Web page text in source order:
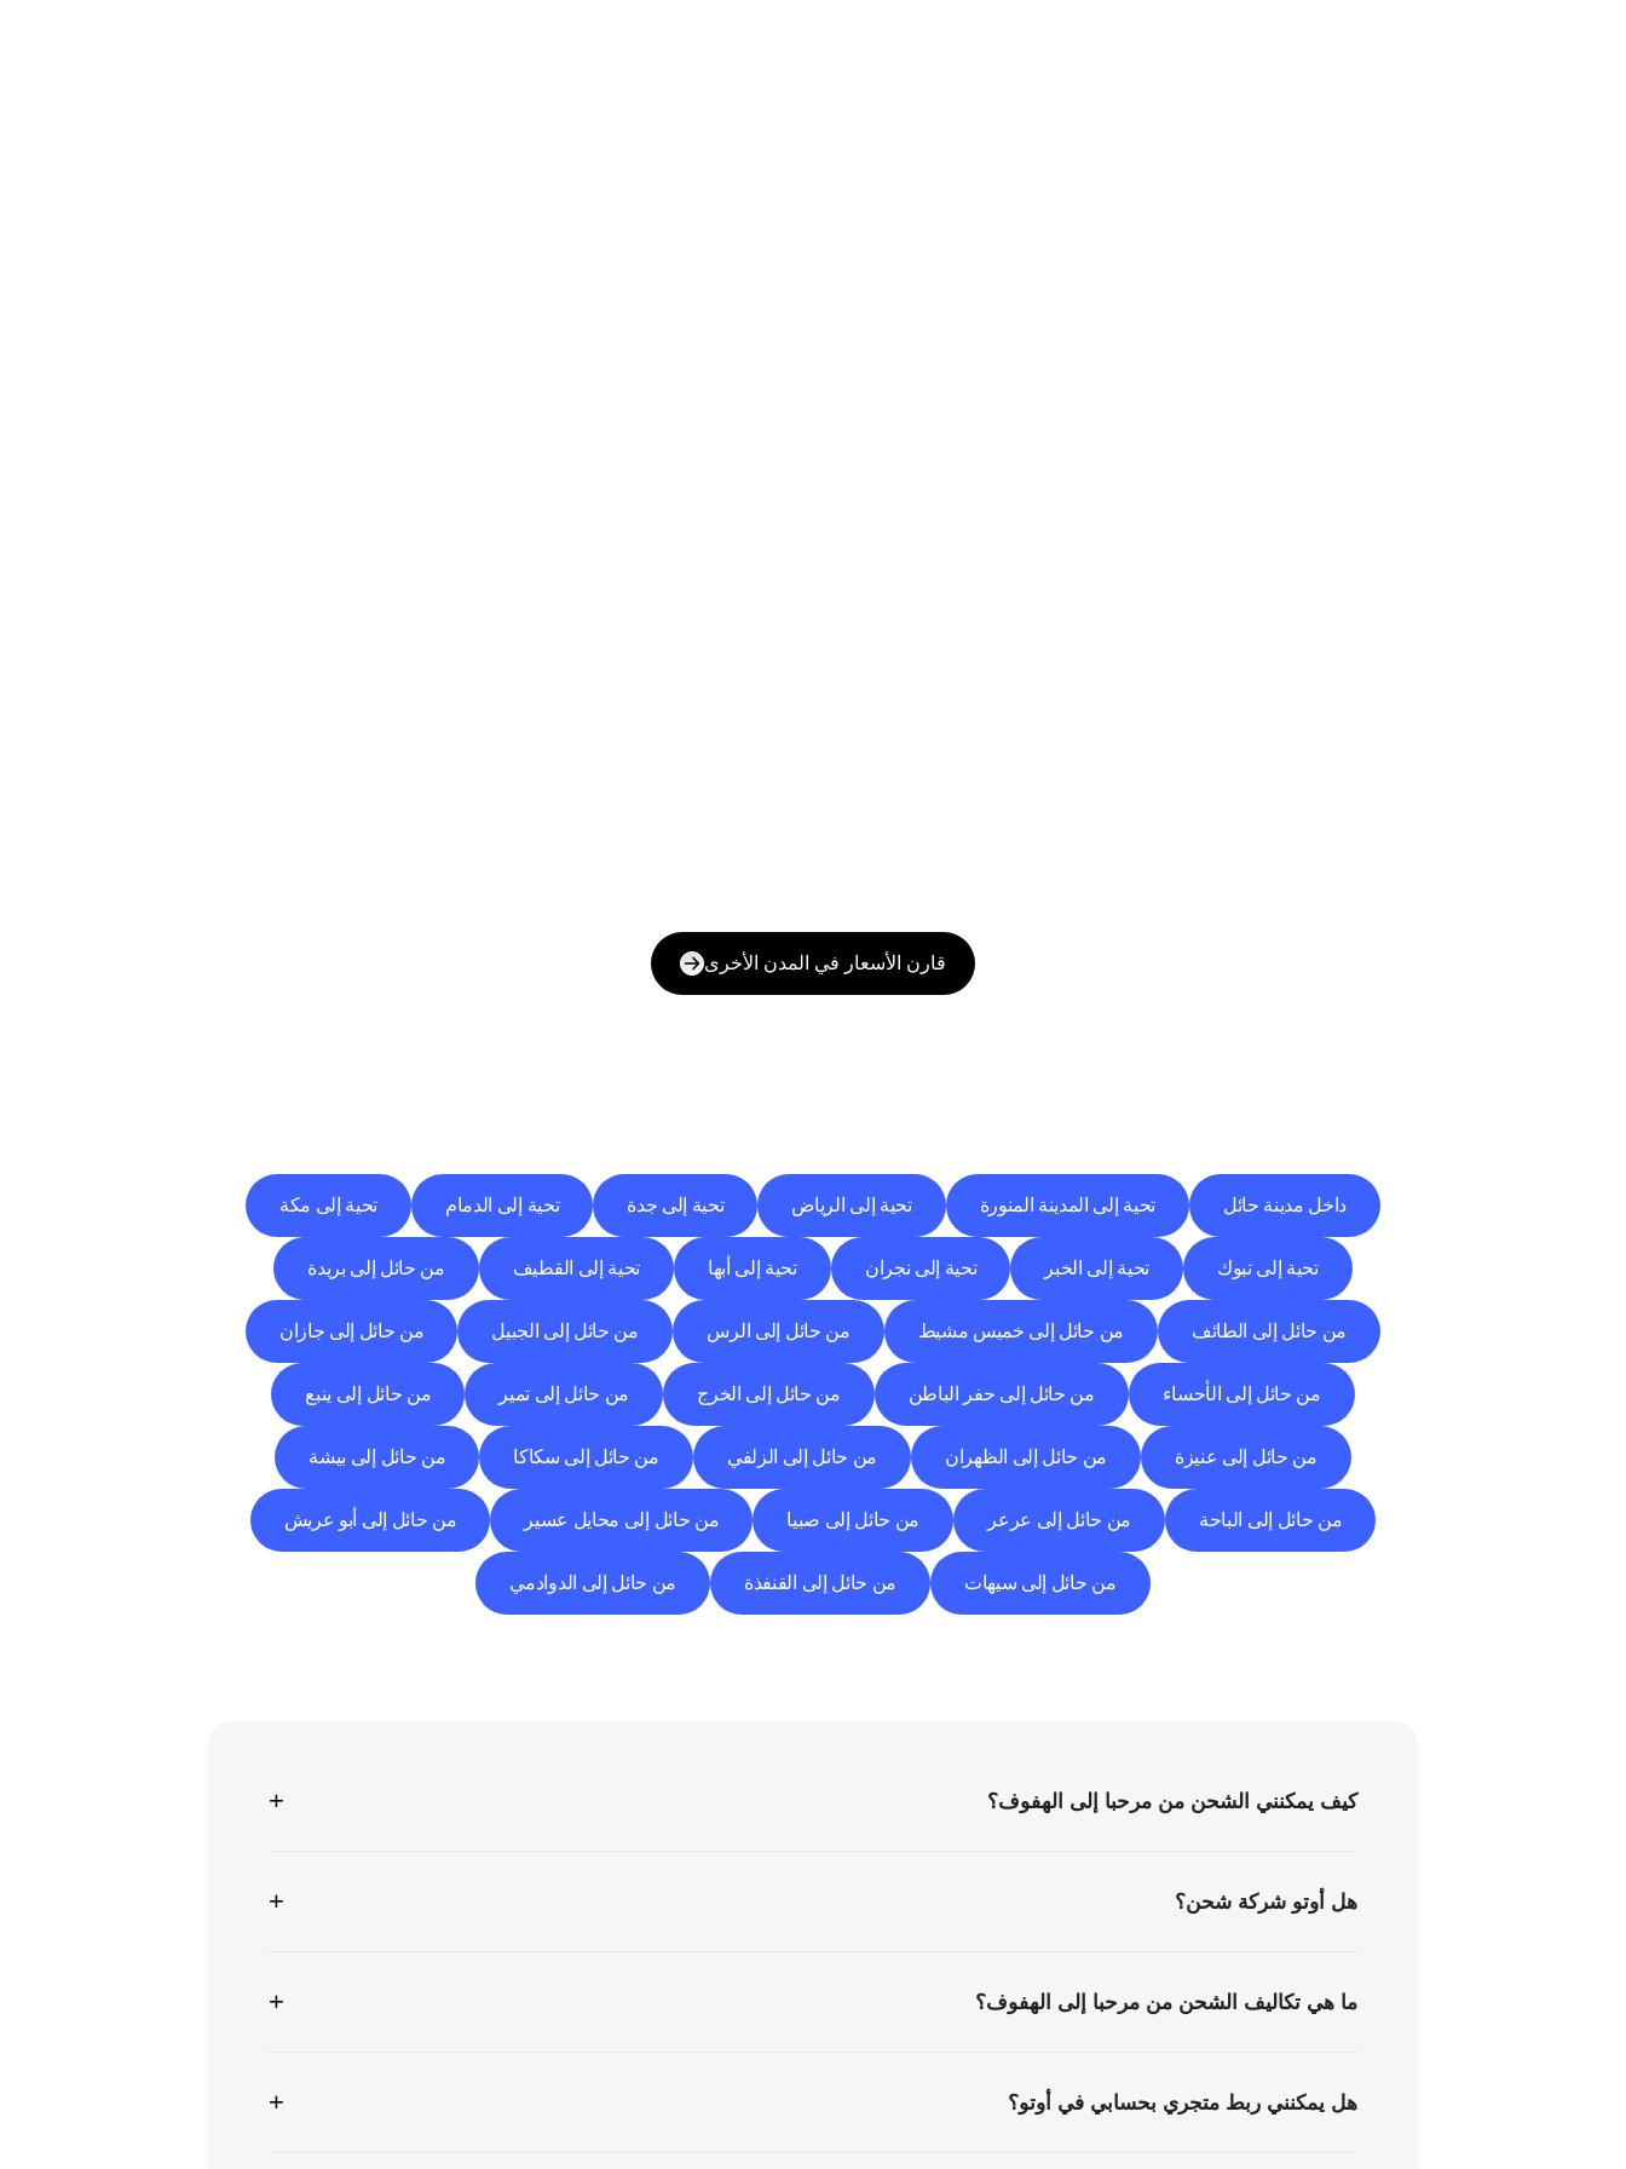
قارن الأسعار في المدن الأخرى
داخل مدينة حائل تحية إلى المدينة المنورة تحية إلى الرياض تحية إلى جدة تحية إلى الدمام تحية إلى مكة
تحية إلى تبوك تحية إلى الخبر تحية إلى نجران تحية إلى أبها تحية إلى القطيف من حائل إلى بريدة
من حائل إلى الطائف من حائل إلى خميس مشيط من حائل إلى الرس من حائل إلى الجبيل من حائل إلى جازان
من حائل إلى الأحساء من حائل إلى حفر الباطن من حائل إلى الخرج من حائل إلى تمير من حائل إلى ينبع
من حائل إلى عنيزة من حائل إلى الظهران من حائل إلى الزلفي من حائل إلى سكاكا من حائل إلى بيشة
من حائل إلى الباحة من حائل إلى عرعر من حائل إلى صبيا من حائل إلى محايل عسير من حائل إلى أبو عريش
من حائل إلى سيهات من حائل إلى القنفذة من حائل إلى الدوادمي
كيف يمكنني الشحن من مرحبا إلى الهفوف؟ +
هل أوتو شركة شحن؟ +
ما هي تكاليف الشحن من مرحبا إلى الهفوف؟ +
هل يمكنني ربط متجري بحسابي في أوتو؟ +